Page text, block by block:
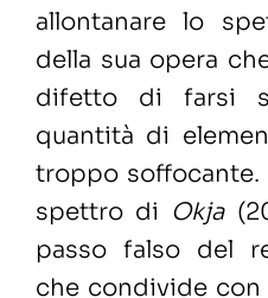
allontanare lo
della sua opera
difetto di farsi
quantità di
troppo soffocante.
spettro di Okja
passo falso del
che condivide con